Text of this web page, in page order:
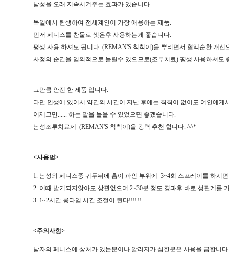
남성을 오래 지속시켜주는 효과가 있습니다.
독일에서 탄생하여 전세계인이 가장 애용하는 제품.
먼저 페니스를 찬물로 씻은후 사용하는게 좋습니다.
평생 사용 하셔도 됩니다. (REMAN'S 칙칙이)을 뿌리면서 혈액순환 개선
사정의 순간을 임의적으로 늘릴수 있으므로(조루치료) 평생 사용하셔도
그만큼 안전 한 제품 입니다.
다만 인생에 있어서 약간의 시간이 지난 후에는 칙칙이 없이도 여인에게
이제그만...... 하는 말을 들을 수 있었으면 좋겠습니다.
남성조루치료제 (REMAN'S 칙칙이)을 강력 추천 합니다. ^^*
<사용법>
1. 남성의 페니스중 귀두뒤에 홈이 파인 부위에 3~4회 스프레이를 하시
2. 이때 발기되지않아도 상관없으며 2~30분 정도 경과후 바로 성관계를
3. 1~2시간 롱타임 시간 조절이 된다!!!!!!
<주의사항>
남자의 페니스에 상처가 있는분이나 알러지가 심한분은 사용을 금합니다.